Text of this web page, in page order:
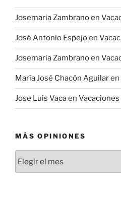
Josemaria Zambranoen
José Antonio Espejoen
Josemaria Zambranoen
María José Chacón Aguilaren
Jose Luis Vacaen
MÁS OPINIONES
Opiniones